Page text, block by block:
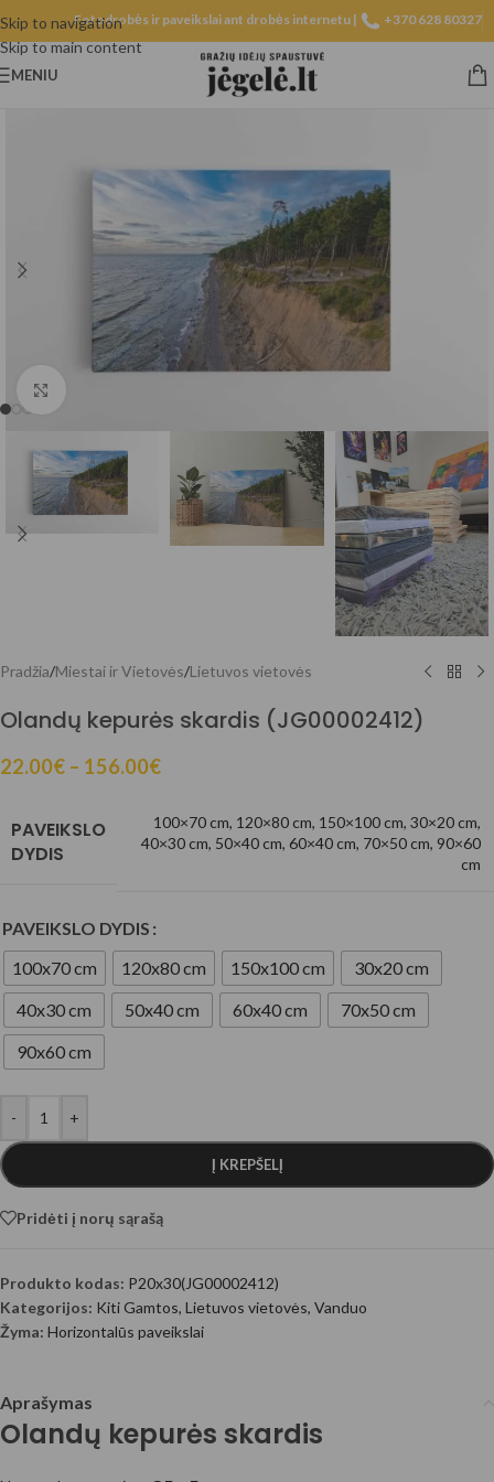
Skip to navigation
Skip to main content
Fotodrobės ir paveikslai ant drobės internetu | +370 628 80327
MENIU
Pradžia/Miestai ir Vietovės/Lietuvos vietovės
Olandų kepurės skardis (JG00002412)
22.00€ – 156.00€
PAVEIKSLO
DYDIS
100×70 cm, 120×80 cm, 150×100 cm, 30×20 cm,
40×30 cm, 50×40 cm, 60×40 cm, 70×50 cm, 90×60
cm
PAVEIKSLO DYDIS
100x70 cm
120x80 cm 150x100 cm
30x20 cm
40x30 cm
50x40 cm 60x40 cm
70x50 cm
90x60 cm
- +
Į KREPŠELĮ
Pridėti į norų sąrašą
Produkto kodas: P20x30(JG00002412)
Kategorijos: Kiti Gamtos, Lietuvos vietovės, Vanduo
Žyma: Horizontalūs paveikslai
Aprašymas
Olandų kepurės skardis